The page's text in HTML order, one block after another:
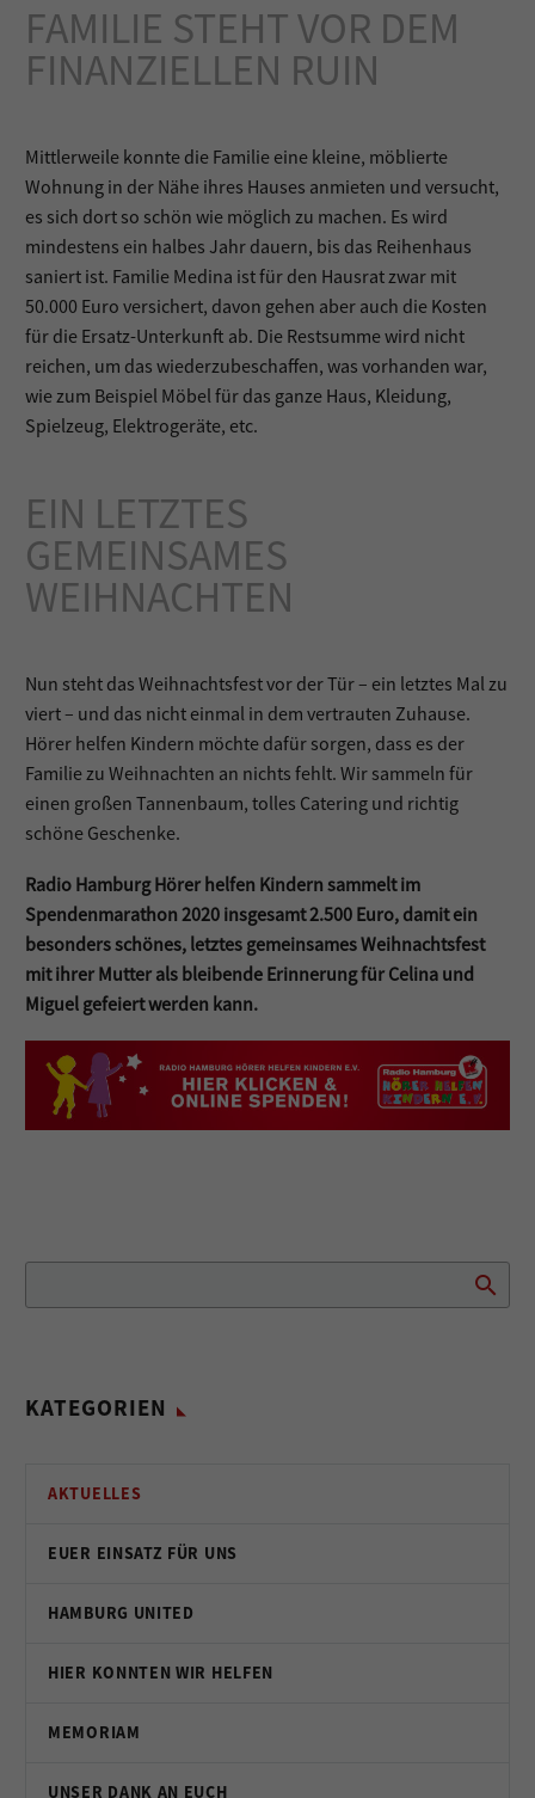
FAMILIE STEHT VOR DEM
FINANZIELLEN RUIN
Mittlerweile konnte die Familie eine kleine, möblierte
Wohnung in der Nähe ihres Hauses anmieten und versucht,
es sich dort so schön wie möglich zu machen. Es wird
mindestens ein halbes Jahr dauern, bis das Reihenhaus
saniert ist. Familie Medina ist für den Hausrat zwar mit
50.000 Euro versichert, davon gehen aber auch die Kosten
für die Ersatz-Unterkunft ab. Die Restsumme wird nicht
reichen, um das wiederzubeschaffen, was vorhanden war,
wie zum Beispiel Möbel für das ganze Haus, Kleidung,
Spielzeug, Elektrogeräte, etc.
EIN LETZTES
GEMEINSAMES
WEIHNACHTEN
Nun steht das Weihnachtsfest vor der Tür – ein letztes Mal zu
viert – und das nicht einmal in dem vertrauten Zuhause.
Hörer helfen Kindern möchte dafür sorgen, dass es der
Familie zu Weihnachten an nichts fehlt. Wir sammeln für
einen großen Tannenbaum, tolles Catering und richtig
schöne Geschenke.
Radio Hamburg Hörer helfen Kindern sammelt im
Spendenmarathon 2020 insgesamt 2.500 Euro, damit ein
besonders schönes, letztes gemeinsames Weihnachtsfest
mit ihrer Mutter als bleibende Erinnerung für Celina und
Miguel gefeiert werden kann.
KATEGORIEN
AKTUELLES
EUER EINSATZ FÜR UNS
HAMBURG UNITED
HIER KONNTEN WIR HELFEN
MEMORIAM
UNSER DANK AN EUCH